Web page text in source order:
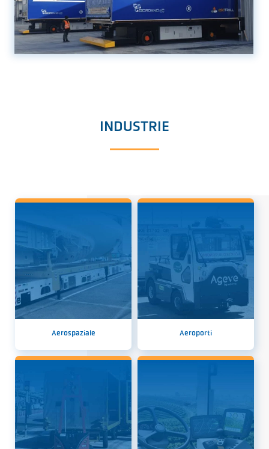
INDUSTRIE
Aerospaziale Aeroporti